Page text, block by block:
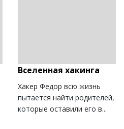
Вселенная хакинга
Хакер Федор всю жизнь
пытается найти родителей,
которые оставили его в...